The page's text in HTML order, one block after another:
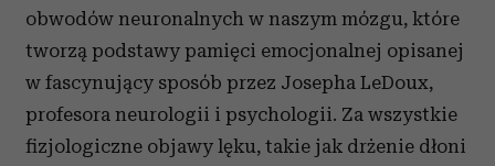
obwodów neuronalnych w naszym mózgu, które
tworzą podstawy pamięci emocjonalnej opisanej
w fascynujący sposób przez Josepha LeDoux,
profesora neurologii i psychologii. Za wszystkie
fizjologiczne objawy lęku, takie jak drżenie dłoni